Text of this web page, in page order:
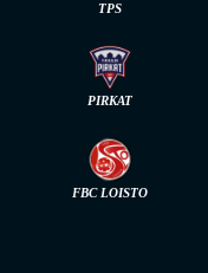
TPS
PIRKAT
FBC LOISTO